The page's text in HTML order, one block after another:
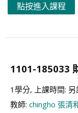
點按進入課程
1101-185033
1學分, 上課時間:
教師: chingho 張清